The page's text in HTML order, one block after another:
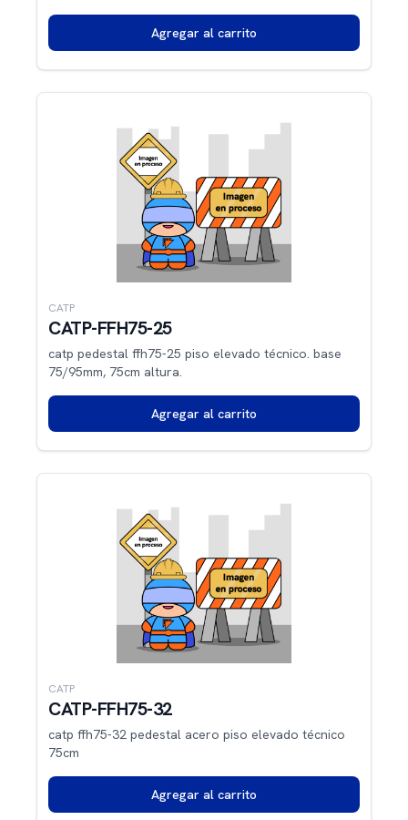
Agregar al carrito
CATP
CATP-FFH75-25
catp pedestal ffh75-25 piso elevado técnico. base
75/95mm, 75cm altura.
Agregar al carrito
CATP
CATP-FFH75-32
catp ffh75-32 pedestal acero piso elevado técnico
75cm
Agregar al carrito